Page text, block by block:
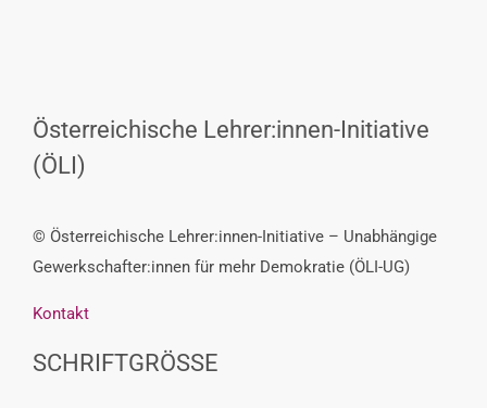
Österreichische Lehrer:innen-Initiative
(ÖLI)
© Österreichische Lehrer:innen-Initiative – Unabhängige
Gewerkschafter:innen für mehr Demokratie (ÖLI-UG)
Kontakt
SCHRIFTGRÖSSE